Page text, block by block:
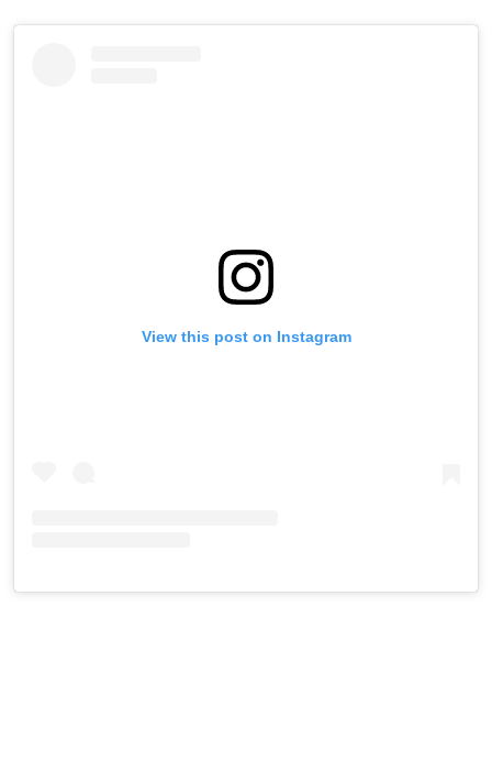
View this post on Instagram